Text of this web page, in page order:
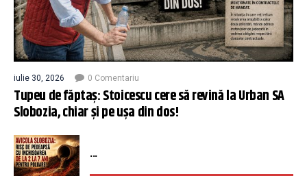
iulie 30, 2026 0 Comentariu
Tupeu de făptaș: Stoicescu cere să revină la Urban SA
Slobozia, chiar și pe ușa din dos!
...